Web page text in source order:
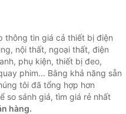
thông tin giá cả thiết bị điện
nội thất, ngoại thất, điện
phụ kiện, thiết bị đeo,
phim... Bằng khả năng sẵn
tôi đã tổng hợp hơn
so sánh giá, tìm giá rẻ nhất
hàng.